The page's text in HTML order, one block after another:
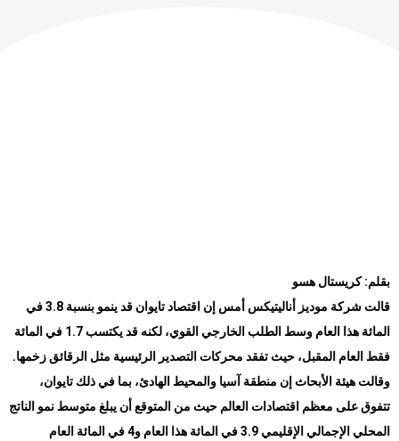
بقلم: كريستال هسو
قالت شركة موديز أناليتيكس أمس إن اقتصاد تايوان قد ينمو بنسبة 3.8 في
المائة هذا العام وسط الطلب الخارجي القوي، لكنه قد يكتسب 1.7 في المائة
فقط العام المقبل، حيث تفقد محركات التصدير الرئيسية مثل الرقائق زخمها.
وقالت هيئة الأبحاث إن منطقة آسيا والمحيط الهادئ، بما في ذلك تايوان،
تتفوق على معظم اقتصادات العالم حيث من المتوقع أن يبلغ متوسط ​​نمو الناتج
المحلي الإجمالي الإقليمي 3.9 في المائة هذا العام و4 في المائة العام